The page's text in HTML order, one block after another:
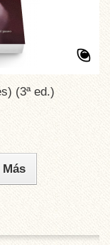
(3ª ed.)
Más